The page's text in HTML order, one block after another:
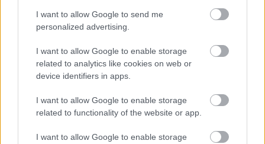
I want to allow Google to send me
personalized advertising.
I want to allow Google to enable storage
related to analytics like cookies on web or
device identifiers in apps.
I want to allow Google to enable storage
related to functionality of the website or app.
I want to allow Google to enable storage